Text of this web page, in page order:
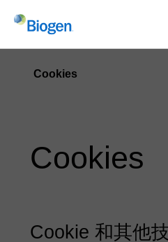
Cookies
Cookies
Cookie 和其他